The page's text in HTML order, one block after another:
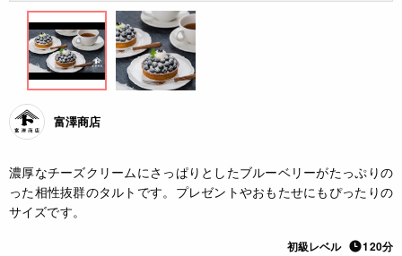
富澤商店
濃厚なチーズクリームにさっぱりとしたブルーベリーがたっぷりの
った相性抜群のタルトです。プレゼントやおもたせにもぴったりの
サイズです。
初級レベル 120分